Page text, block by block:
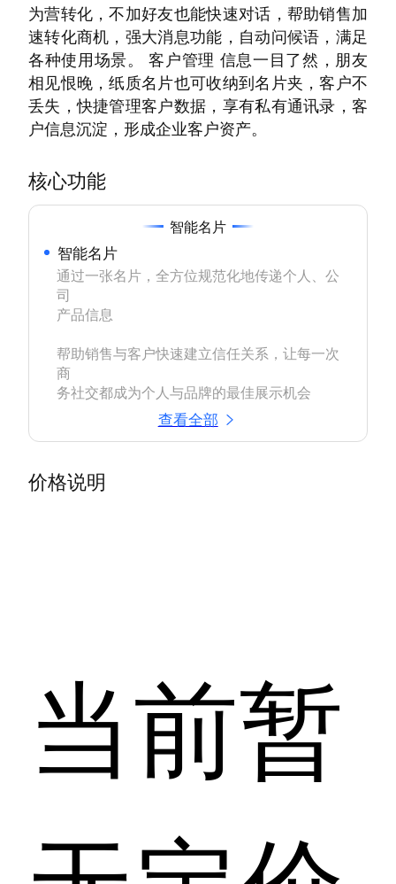
为营转化，不加好友也能快速对话，帮助销售加
速转化商机，强大消息功能，自动问候语，满足
各种使用场景。 客户管理 信息一目了然，朋友
相见恨晚，纸质名片也可收纳到名片夹，客户不
丢失，快捷管理客户数据，享有私有通讯录，客
户信息沉淀，形成企业客户资产。
核心功能
智能名片
智能名片
通过一张名片，全方位规范化地传递个人、公
司
产品信息
帮助销售与客户快速建立信任关系，让每一次
商
务社交都成为个人与品牌的最佳展示机会
查看全部
价格说明
当前暂